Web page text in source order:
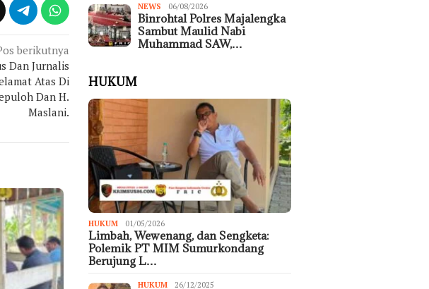
berikutnya
Dan Jurnalis
Atas Di
Dan H.
Maslani.
NEWS 06/08/2026
Binrohtal Polres Majalengka
Sambut Maulid Nabi
Muhammad SAW,…
HUKUM
HUKUM 01/05/2026
Limbah, Wewenang, dan Sengketa:
Polemik PT MIM Sumurkondang
Berujung L…
HUKUM 26/12/2025